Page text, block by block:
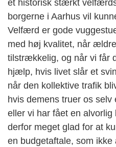
et historisk stærkt
borgerne i Aarhus vil
Velfærd er gode
med høj kvalitet, når
tilstrækkelig, og når vi får
hjælp, hvis livet slår et
når den kollektive trafik
hvis demens truer os
eller vi har fået en
derfor meget glad for at
en budgetaftale, som